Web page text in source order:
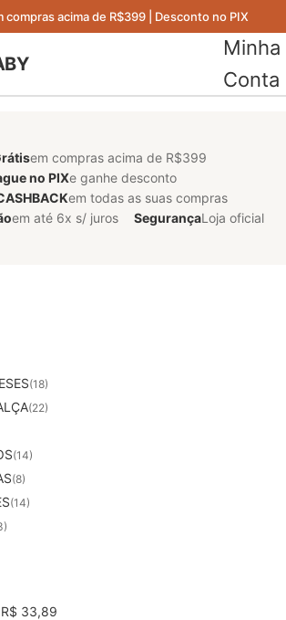
compras acima de R$399 | Desconto no PIX
Minha
Conta
em compras acima de R$399
no PIXe ganhe desconto
em todas as suas compras
em até 6x s/ juros SegurançaLoja oficial
(18)
(22)
(14)
(8)
(14)
33,89